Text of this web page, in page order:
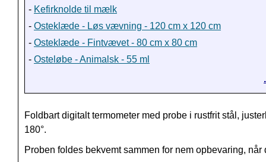
- Kefirknolde til mælk
- Osteklæde - Løs vævning - 120 cm x 120 cm
- Osteklæde - Fintvævet - 80 cm x 80 cm
- Osteløbe - Animalsk - 55 ml
Foldbart digitalt termometer med probe i rustfrit stål,
180°.
Proben foldes bekvemt sammen for nem opbevaring, når